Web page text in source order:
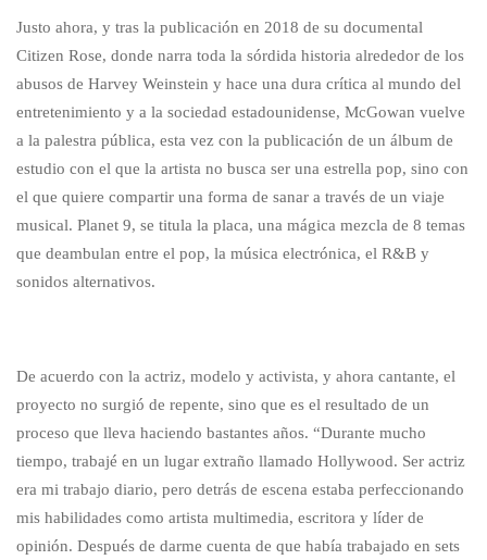
Justo ahora, y tras la publicación en 2018 de su documental
Citizen Rose, donde narra toda la sórdida historia alrededor de los
abusos de Harvey Weinstein y hace una dura crítica al mundo del
entretenimiento y a la sociedad estadounidense, McGowan vuelve
a la palestra pública, esta vez con la publicación de un álbum de
estudio con el que la artista no busca ser una estrella pop, sino con
el que quiere compartir una forma de sanar a través de un viaje
musical. Planet 9, se titula la placa, una mágica mezcla de 8 temas
que deambulan entre el pop, la música electrónica, el R&B y
sonidos alternativos.
De acuerdo con la actriz, modelo y activista, y ahora cantante, el
proyecto no surgió de repente, sino que es el resultado de un
proceso que lleva haciendo bastantes años. “Durante mucho
tiempo, trabajé en un lugar extraño llamado Hollywood. Ser actriz
era mi trabajo diario, pero detrás de escena estaba perfeccionando
mis habilidades como artista multimedia, escritora y líder de
opinión. Después de darme cuenta de que había trabajado en sets